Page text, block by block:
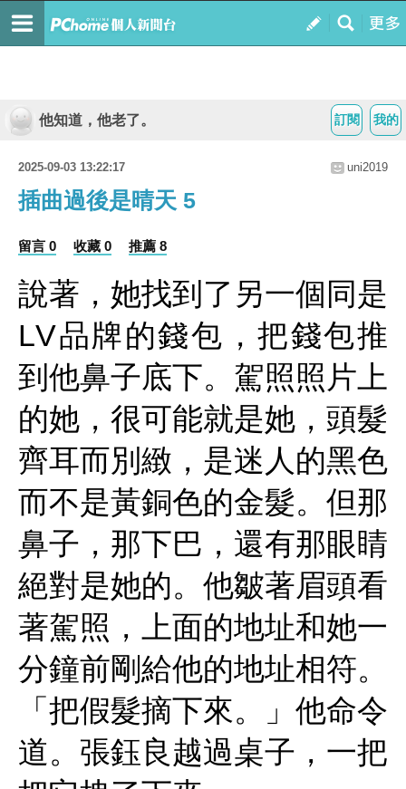
我的
訂閱
他知道，他老了。
2025-09-03 13:22:17 uni2019
插曲過後是晴天 5
留言 0 收藏 0 推薦 8
說著，她找到了另一個同是
LV品牌的錢包，把錢包推
到他鼻子底下。駕照照片上
的她，很可能就是她，頭髮
齊耳而別緻，是迷人的黑色
而不是黃銅色的金髮。但那
鼻子，那下巴，還有那眼睛
絕對是她的。他皺著眉頭看
著駕照，上面的地址和她一
分鐘前剛給他的地址相符。
「把假髮摘下來。」他命令
道。張鈺良越過桌子，一把